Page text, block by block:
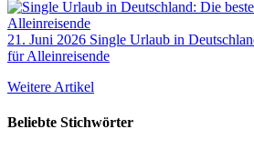
21. Juni 2026 Single Urlaub in
für Alleinreisende
Weitere Artikel
Beliebte Stichwörter